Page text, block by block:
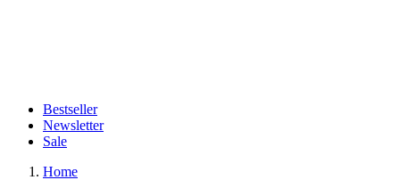
Bestseller
Newsletter
Sale
Home